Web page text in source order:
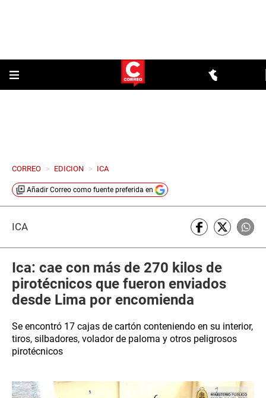
CORREO > EDICION > ICA
Añadir Correo como fuente preferida en
ICA
Ica: cae con más de 270 kilos de
pirotécnicos que fueron enviados
desde Lima por encomienda
Se encontró 17 cajas de cartón conteniendo en su interior,
tiros, silbadores, volador de paloma y otros peligrosos
pirotécnicos